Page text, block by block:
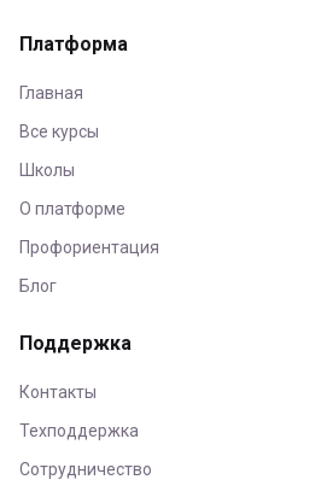
Платформа
Главная
Все курсы
Школы
О платформе
Профориентация
Блог
Поддержка
Контакты
Техподдержка
Сотрудничество